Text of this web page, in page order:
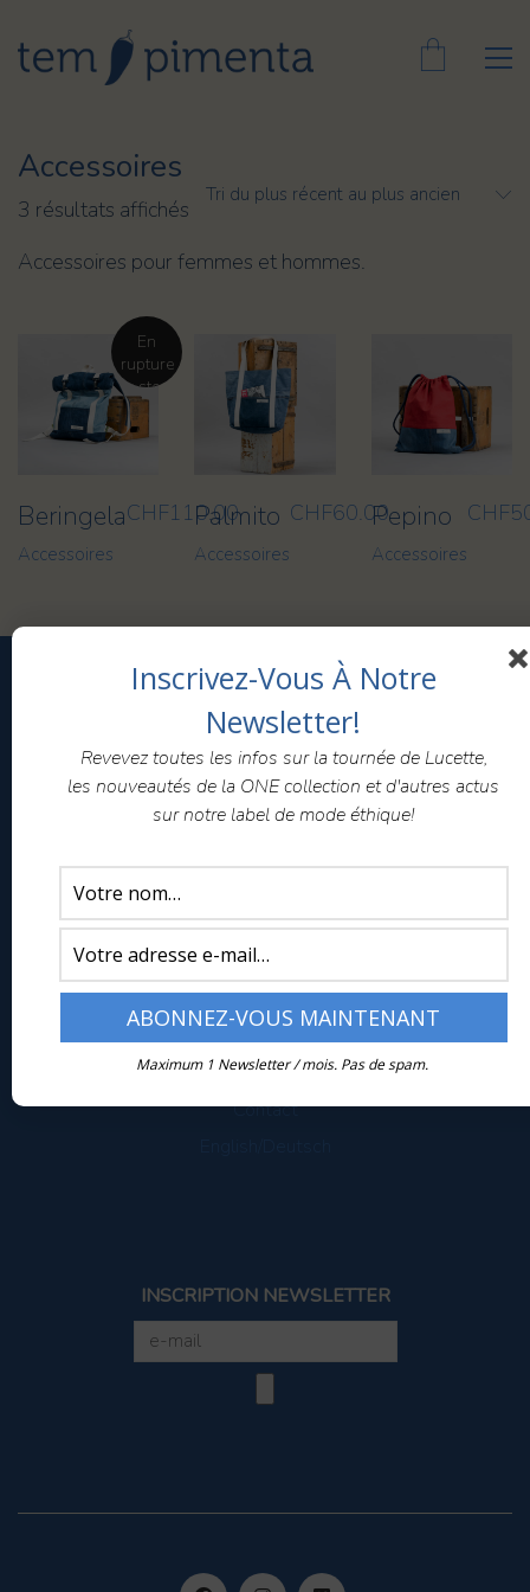
Accessoires
3 résultats affichés Trié
plus
ancien
Tri du plus récent au plus ancien
Accessoires pour femmes et hommes.
En
rupture
de stock
Beringela
Accessoires
CHF110.00
Palmito
Accessoires
CHF60.00Pepino
Accessoires
CHF
BOUTIQUE
Ventes privées
Conditions générales de ventes
Présentation
Collaborateurs
Contact
INSCRIPTION NEWSLETTER
Inscrivez-Vous À Notre
Newsletter!
Revevez toutes les infos sur la tournée de Lucette,
les nouveautés de la ONE collection et d'autres actus
sur notre label de mode éthique!
Maximum 1 Newsletter / mois. Pas de spam.